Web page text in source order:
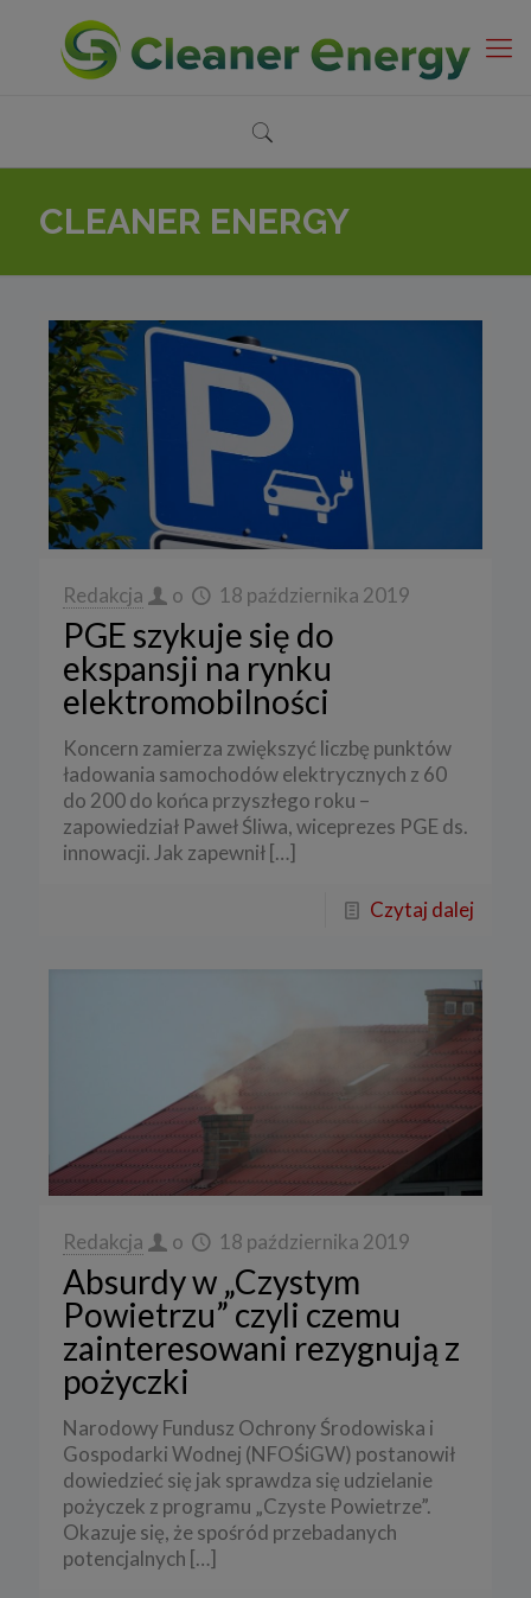
CLEANER ENERGY
Redakcja o 18 października 2019
PGE szykuje się do
ekspansji na rynku
elektromobilności
Koncern zamierza zwiększyć liczbę punktów
ładowania samochodów elektrycznych z 60
do 200 do końca przyszłego roku –
zapowiedział Paweł Śliwa, wiceprezes PGE ds.
innowacji. Jak zapewnił […]
Czytaj dalej
Redakcja o 18 października 2019
Absurdy w „Czystym
Powietrzu” czyli czemu
zainteresowani rezygnują z
pożyczki
Narodowy Fundusz Ochrony Środowiska i
Gospodarki Wodnej (NFOŚiGW) postanowił
dowiedzieć się jak sprawdza się udzielanie
pożyczek z programu „Czyste Powietrze”.
Okazuje się, że spośród przebadanych
potencjalnych […]